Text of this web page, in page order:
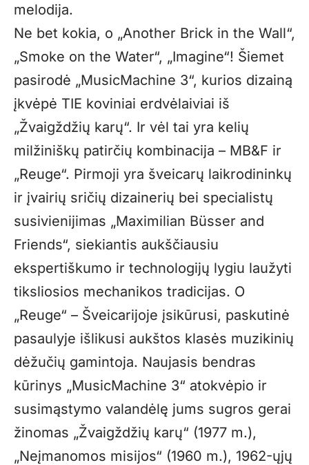
melodija.
Ne bet kokia, o „Another Brick in the Wall“,
„Smoke on the Water“, „Imagine“! Šiemet
pasirodė „MusicMachine 3“, kurios dizainą
įkvėpė TIE koviniai erdvėlaiviai iš
„Žvaigždžių karų“. Ir vėl tai yra kelių
milžiniškų patirčių kombinacija – MB&F ir
„Reuge“. Pirmoji yra šveicarų laikrodininkų
ir įvairių sričių dizainerių bei specialistų
susivienijimas „Maximilian Büsser and
Friends“, siekiantis aukščiausiu
ekspertiškumo ir technologijų lygiu laužyti
tiksliosios mechanikos tradicijas. O
„Reuge“ – Šveicarijoje įsikūrusi, paskutinė
pasaulyje išlikusi aukštos klasės muzikinių
dėžučių gamintoja. Naujasis bendras
kūrinys „MusicMachine 3“ atokvėpio ir
susimąstymo valandėlę jums sugros gerai
žinomas „Žvaigždžių karų“ (1977 m.),
„Neįmanomos misijos“ (1960 m.), 1962-ųjų